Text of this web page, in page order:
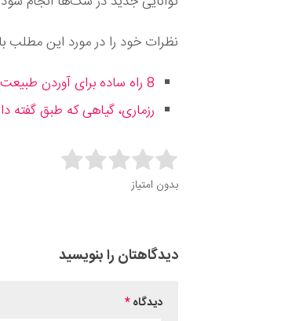
نظرات خود را در مورد این مطلب
8 راه ساده برای آوردن طبیعت بیشتر به خانه و برنامه روزانه خود
رزماری، گیاهی که طبق گفته
Rate this item:
بدون امتیاز
دیدگاهتان را بنویسید
دیدگاه*